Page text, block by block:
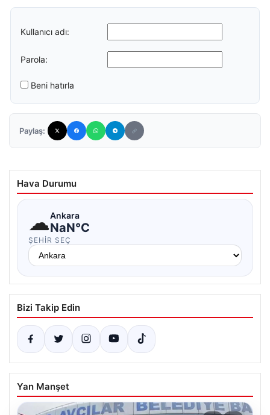
Kullanıcı adı:
Parola:
Beni hatırla
Paylaş:
Hava Durumu
☁Ankara
NaN°C
ŞEHIR SEÇ
Bizi Takip Edin
Yan Manşet